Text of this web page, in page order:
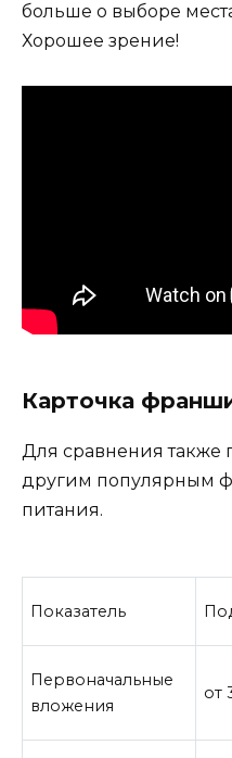
больше о выборе
Хорошее зрение!
Карточка
Для сравнения
другим популярным
питания.
Показатель
Первоначальные
вложения
от